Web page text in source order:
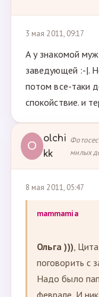
3 мая 2011, 09:17
А у знакомой
заведующей :-|.
потом все-таки
спокойствие. и
O
olchi
kk
милых
8 мая 2011, 05:47
mammamia
Ольга ))),
поговорить с
Надо было
феврале. И